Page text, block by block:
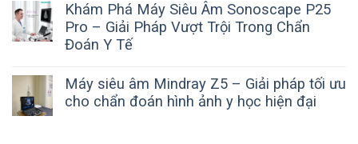
Khám Phá Máy Siêu Âm Sonoscape P25
Pro – Giải Pháp Vượt Trội Trong Chẩn
Đoán Y Tế
Máy siêu âm Mindray Z5 – Giải pháp tối ưu
cho chẩn đoán hình ảnh y học hiện đại